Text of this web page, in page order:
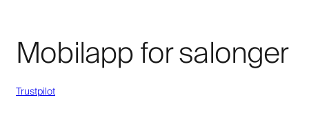
Mobilapp for salonger
Trustpilot